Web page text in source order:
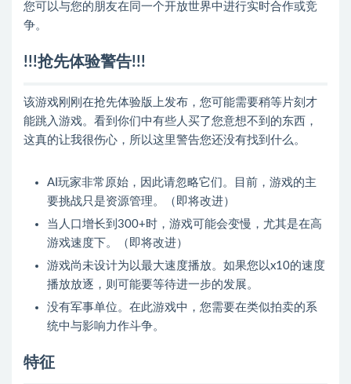
您可以与您的朋友在同一个开放世界中进行实时合作或竞
争。
!!!抢先体验警告!!!
该游戏刚刚在抢先体验版上发布，您可能需要稍等片刻才
能跳入游戏。看到你们中有些人买了您意想不到的东西，
这真的让我很伤心，所以这里警告您还没有找到什么。
AI玩家非常原始，因此请忽略它们。目前，游戏的主
要挑战只是资源管理。（即将改进）
当人口增长到300+时，游戏可能会变慢，尤其是在高
游戏速度下。（即将改进）
游戏尚未设计为以最大速度播放。如果您以x10的速度
播放放逐，则可能要等待进一步的发展。
没有军事单位。在此游戏中，您需要在类似拍卖的系
统中与影响力作斗争。
特征